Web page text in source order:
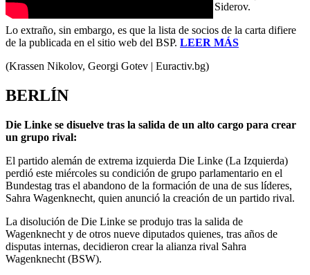
y el partido de extrema derecha Ataka de Volen Siderov.
Lo extraño, sin embargo, es que la lista de socios de la carta difiere
de la publicada en el sitio web del BSP. LEER MÁS
(Krassen Nikolov, Georgi Gotev | Euractiv.bg)
BERLÍN
Die Linke se disuelve tras la salida de un alto cargo para crear
un grupo rival:
El partido alemán de extrema izquierda Die Linke (La Izquierda)
perdió este miércoles su condición de grupo parlamentario en el
Bundestag tras el abandono de la formación de una de sus líderes,
Sahra Wagenknecht, quien anunció la creación de un partido rival.
La disolución de Die Linke se produjo tras la salida de
Wagenknecht y de otros nueve diputados quienes, tras años de
disputas internas, decidieron crear la alianza rival Sahra
Wagenknecht (BSW).